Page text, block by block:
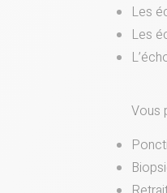
Les
Les
Vous